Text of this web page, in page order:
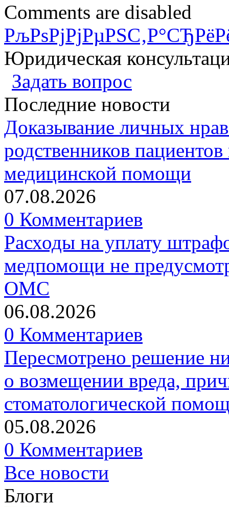
Comments are disabled
Юридическая
Задать вопрос
Последние новости
Доказывание личных
родственников
медицинской помощи
07.08.2026
0 Комментариев
Расходы на уплату
медпомощи не
ОМС
06.08.2026
0 Комментариев
Пересмотрено решение
о возмещении вреда,
стоматологической
05.08.2026
0 Комментариев
Все новости
Блоги